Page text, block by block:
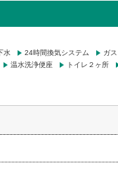
水 24時間換気システム
ガ
温水洗浄便座
トイレ２ヶ所